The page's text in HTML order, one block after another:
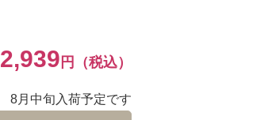
2,939 円（税込）
8月中旬入荷予定です